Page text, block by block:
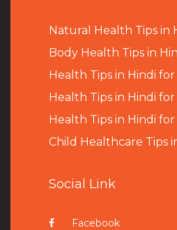
Natural Health Tips in
Body Health Tips in
Health Tips in Hindi
Health Tips in Hindi for
Health Tips in Hindi for
Child Healthcare Tips
Social Link
Facebook